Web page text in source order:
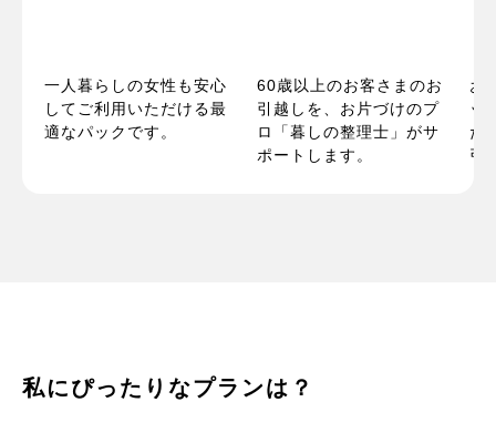
一人暮らしの女性も安心
してご利用いただける最
適なパックです。
60歳以上のお客さまのお
引越しを、お片づけのプ
ロ「暮しの整理士」がサ
ポートします。
お
ッ
た
引
私にぴったりなプランは？